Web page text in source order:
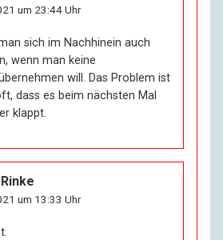
um 23:44 Uhr
sich im Nachhinein auch
wenn man keine
will. Das Problem ist
dass es beim nächsten Mal
klappt.
um 13:33 Uhr